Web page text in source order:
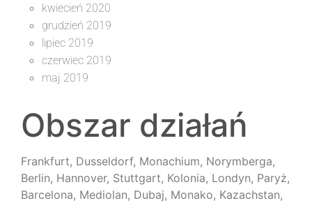
kwiecień 2020
grudzień 2019
lipiec 2019
czerwiec 2019
maj 2019
Obszar działań
Frankfurt, Dusseldorf, Monachium, Norymberga,
Berlin, Hannover, Stuttgart, Kolonia, Londyn, Paryż,
Barcelona, Mediolan, Dubaj, Monako, Kazachstan,